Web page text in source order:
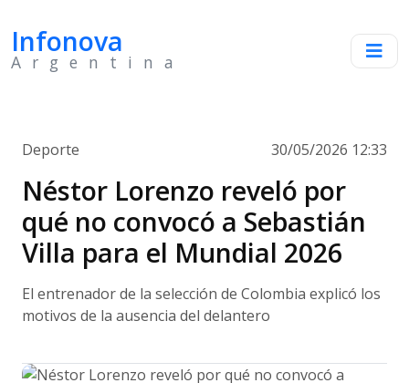
Infonova
Argentina
Deporte 30/05/2026 12:33
Néstor Lorenzo reveló por
qué no convocó a Sebastián
Villa para el Mundial 2026
El entrenador de la selección de Colombia explicó los
motivos de la ausencia del delantero